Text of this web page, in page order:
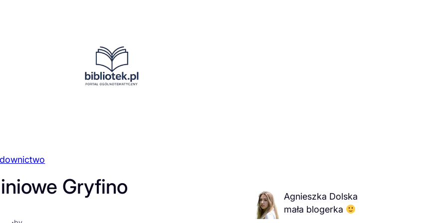
Gryfino
Agnieszka Dolska
mała blogerka